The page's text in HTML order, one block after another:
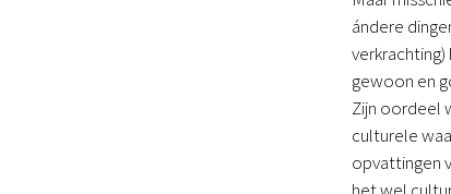
ándere
gewoon en
Zijn oordeel
culturele
opvattingen